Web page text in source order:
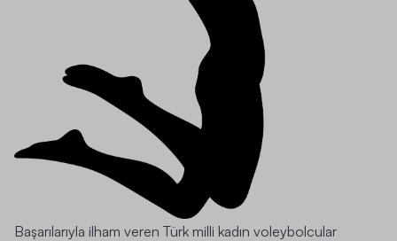
Başarılarıyla ilham veren Türk milli kadın voleybolcular